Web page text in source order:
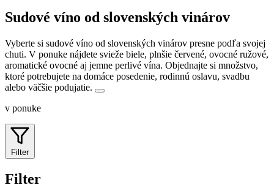
Sudové víno od slovenských vinárov
Vyberte si sudové víno od slovenských vinárov presne podľa svojej
chuti. V ponuke nájdete svieže biele, plnšie červené, ovocné ružové,
aromatické ovocné aj jemne perlivé vína. Objednajte si množstvo,
ktoré potrebujete na domáce posedenie, rodinnú oslavu, svadbu
alebo väčšie podujatie.
v ponuke
Filter
Filter